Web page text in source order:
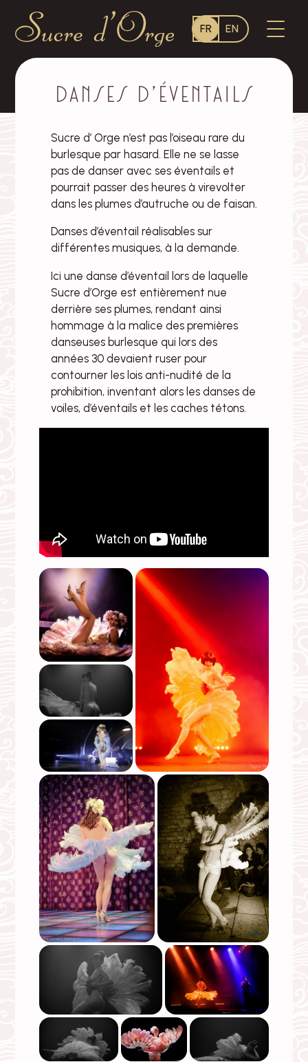
d'Orge
Language
switcher
FR EN
LE
Danses d’éventails
Sucre d’ Orge n’est pas l’oiseau rare du
burlesque par hasard. Elle ne se lasse
pas de danser avec ses éventails et
pourrait passer des heures à virevolter
dans les plumes d’autruche ou de faisan.
Danses d’éventail réalisables sur
différentes musiques, à la demande.
Ici une danse d’éventail lors de laquelle
Sucre d’Orge est entièrement nue
derrière ses plumes, rendant ainsi
hommage à la malice des premières
danseuses burlesque qui lors des
années 30 devaient ruser pour
contourner les lois anti-nudité de la
prohibition, inventant alors les danses de
voiles, d’éventails et les caches tétons.